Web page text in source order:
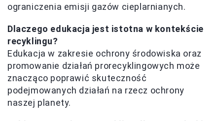
ograniczenia emisji gazów cieplarnianych.
Dlaczego edukacja jest istotna w kontekście
recyklingu?
Edukacja w zakresie ochrony środowiska oraz
promowanie działań prorecyklingowych może
znacząco poprawić skuteczność
podejmowanych działań na rzecz ochrony
naszej planety.